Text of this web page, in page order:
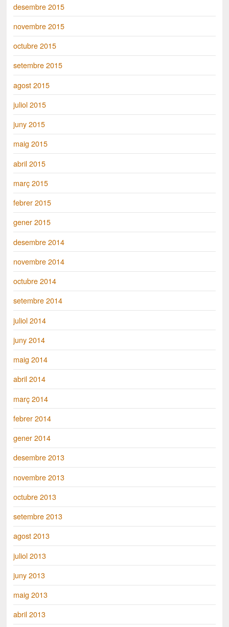
desembre 2015
novembre 2015
octubre 2015
setembre 2015
agost 2015
juliol 2015
juny 2015
maig 2015
abril 2015
març 2015
febrer 2015
gener 2015
desembre 2014
novembre 2014
octubre 2014
setembre 2014
juliol 2014
juny 2014
maig 2014
abril 2014
març 2014
febrer 2014
gener 2014
desembre 2013
novembre 2013
octubre 2013
setembre 2013
agost 2013
juliol 2013
juny 2013
maig 2013
abril 2013